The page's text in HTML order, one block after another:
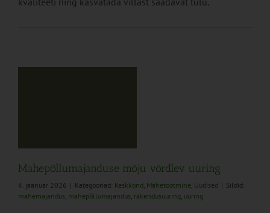
Mahepõllumajanduse mõju võrdlev uuring
4. jaanuar 2026 | Kategooriad: Keskkond, Mahetootmine, Uudised | Sildid:
mahemajandus, mahepõllumajandus, rakendusuuring, uuring